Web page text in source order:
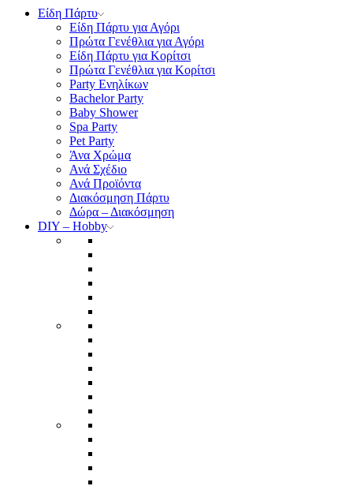
Είδη Πάρτυ
Είδη Πάρτυ για Αγόρι
Πρώτα Γενέθλια για Αγόρι
Είδη Πάρτυ για Κορίτσι
Πρώτα Γενέθλια για Κορίτσι
Party Ενηλίκων
Bachelor Party
Baby Shower
Spa Party
Pet Party
Άνα Χρώμα
Ανά Σχέδιο
Ανά Προϊόντα
Διακόσμηση Πάρτυ
Δώρα – Διακόσμηση
DIY – Hobby